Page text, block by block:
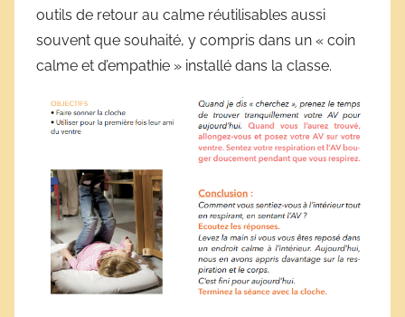
outils de retour au calme réutilisables aussi
souvent que souhaité, y compris dans un « coin
calme et d’empathie » installé dans la classe.